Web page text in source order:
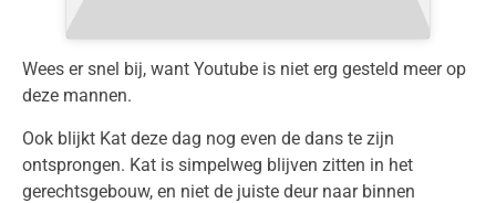
Wees er snel bij, want Youtube is niet erg gesteld meer op
deze mannen.
Ook blijkt Kat deze dag nog even de dans te zijn
ontsprongen. Kat is simpelweg blijven zitten in het
gerechtsgebouw, en niet de juiste deur naar binnen